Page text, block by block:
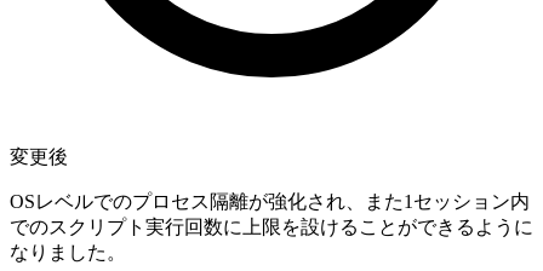
変更後
OSレベルでのプロセス隔離が強化され、また1セッション内
でのスクリプト実行回数に上限を設けることができるように
なりました。